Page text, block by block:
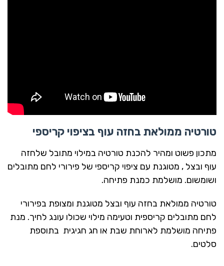
טורטיה ממולאת בחזה עוף בציפוי קריספי
מתכון פשוט ומהיר להכנת טורטיה במילוי מתובל שלחזה
עוף ובצל , מטוגנת עם ציפוי קריספי של פירורי לחם מתובלים
ושומשום. מושלמת כמנת פתיחה.
טורטיה ממולאת בחזה עוף ובצל מטוגנת ומצופת בפירורי
לחם מתובלים קריספית וטעימה מילוי שכולו עונג לחיך. מנת
פתיחה מושלמת לארוחת שבת או חג חגיגית בתוספת
סלטים.